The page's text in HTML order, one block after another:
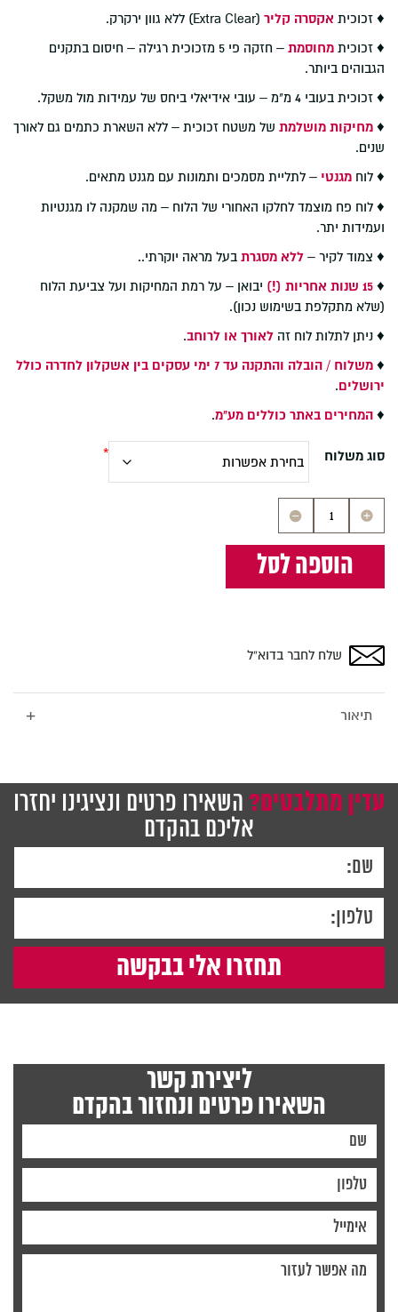
♦ זכוכית אקסרה קליר (Extra Clear) ללא גוון ירקרק.
♦ זכוכית מחוסמת
– חזקה פי 5 מזכוכית רגילה – חיסום בתקנים
הגבוהים ביותר.
♦ זכוכית בעובי 4 מ"מ – עובי אידיאלי ביחס של עמידות מול משקל.
♦ מחיקות מושלמת של משטח זכוכית – ללא השארת כתמים גם לאורך
שנים.
♦ לוח מגנטי – לתליית מסמכים ותמונות עם מגנט מתאים.
♦ לוח פח מוצמד לחלקו האחורי של הלוח – מה שמקנה לו מגנטיות
ועמידות יתר.
♦ צמוד לקיר – ללא מסגרת בעל מראה יוקרתי..
♦ 15 שנות אחריות (!)
יבואן – על רמת המחיקות ועל צביעת הלוח
(שלא מתקלפת בשימוש נכון).
♦ ניתן לתלות לוח זה לאורך או לרוחב.
♦
משלוח / הובלה והתקנה עד 7 ימי עסקים בין אשקלון לחדרה כולל
ירושלים.
♦ המחירים באתר כוללים מע"מ.
סוג משלוח
כמות
לוח
זכוכית
מחיק
תכלת
ס"מ
הוספה לסל
שלח לחבר בדוא”ל
תיאור +
עדין מתלבטים? השאירו פרטים ונציגינו יחזרו
אליכם בהקדם
ליצירת קשר
השאירו פרטים ונחזור בהקדם